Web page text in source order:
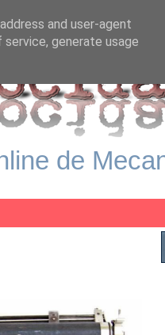
de
and user-agent
generate usage